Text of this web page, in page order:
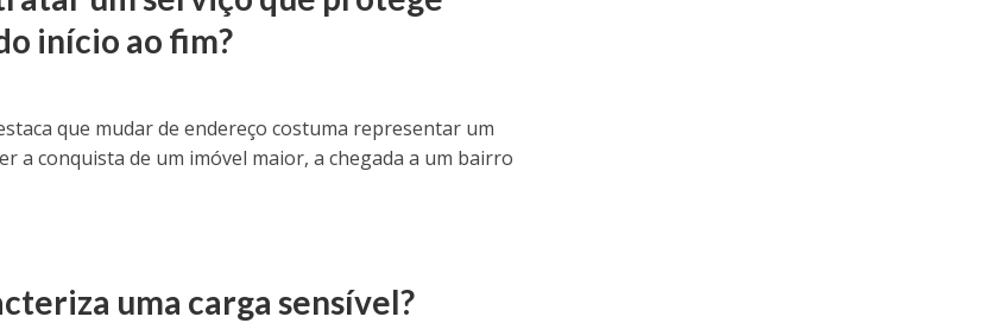
início ao fim?
que mudar de endereço costuma representar um
a conquista de um imóvel maior, a chegada a um bairro
uma carga sensível?